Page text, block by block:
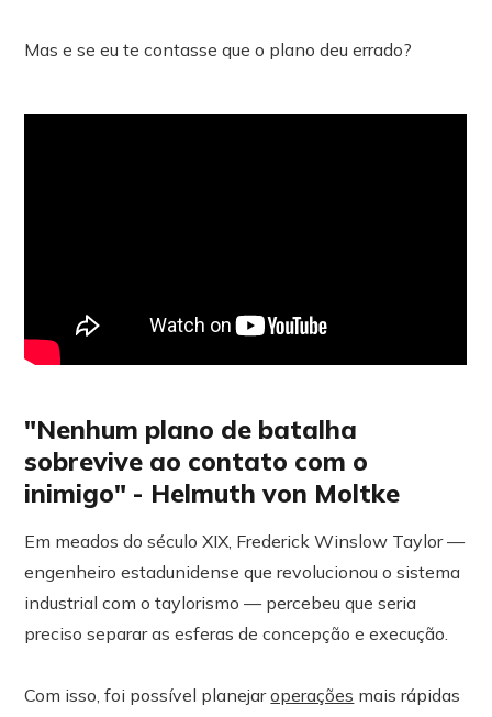
Mas e se eu te contasse que o plano deu errado?
"Nenhum plano de batalha
sobrevive ao contato com o
inimigo" - Helmuth von Moltke
Em meados do século XIX, Frederick Winslow Taylor —
engenheiro estadunidense que revolucionou o sistema
industrial com o taylorismo — percebeu que seria
preciso separar as esferas de concepção e execução.
Com isso, foi possível planejaroperações mais rápidas